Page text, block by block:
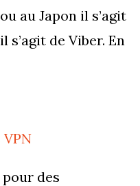
au Japon il s’agit
s’agit de Viber. En
des